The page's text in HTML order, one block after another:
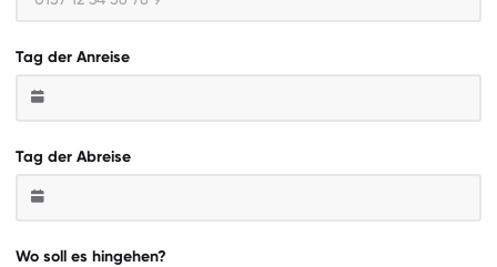
Tag der Anreise
Tag der Abreise
Wo soll es hingehen?